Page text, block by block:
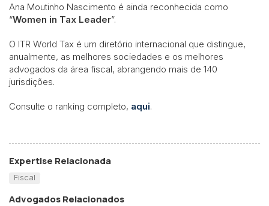
Ana Moutinho Nascimento é ainda reconhecida como
“Women in Tax Leader”.
O ITR World Tax é um diretório internacional que distingue,
anualmente, as melhores sociedades e os melhores
advogados da área fiscal, abrangendo mais de 140
jurisdições.
Consulte o ranking completo, aqui.
Expertise Relacionada
Fiscal
Advogados Relacionados